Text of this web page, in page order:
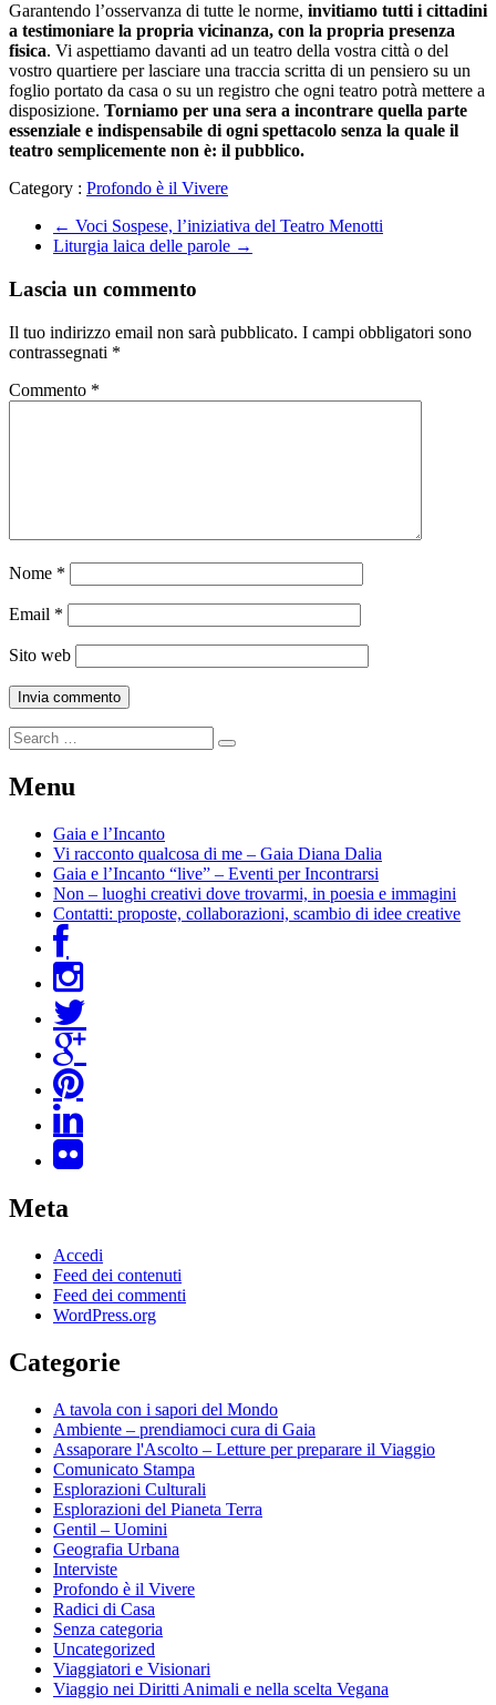
Garantendo l’osservanza di tutte le norme, invitiamo tutti i cittadini
a testimoniare la propria vicinanza, con la propria presenza
fisica. Vi aspettiamo davanti ad un teatro della vostra città o del
vostro quartiere per lasciare una traccia scritta di un pensiero su un
foglio portato da casa o su un registro che ogni teatro potrà mettere a
disposizione. Torniamo per una sera a incontrare quella parte
essenziale e indispensabile di ogni spettacolo senza la quale il
teatro semplicemente non è: il pubblico.
Category : Profondo è il Vivere
← Voci Sospese, l’iniziativa del Teatro Menotti
Liturgia laica delle parole →
Lascia un commento
Il tuo indirizzo email non sarà pubblicato. I campi obbligatori sono
contrassegnati *
Commento *
Nome *
Email *
Sito web
Menu
Gaia e l’Incanto
Vi racconto qualcosa di me – Gaia Diana Dalia
Gaia e l’Incanto “live” – Eventi per Incontrarsi
Non – luoghi creativi dove trovarmi, in poesia e immagini
Contatti: proposte, collaborazioni, scambio di idee creative
Meta
Accedi
Feed dei contenuti
Feed dei commenti
WordPress.org
Categorie
A tavola con i sapori del Mondo
Ambiente – prendiamoci cura di Gaia
Assaporare l'Ascolto – Letture per preparare il Viaggio
Comunicato Stampa
Esplorazioni Culturali
Esplorazioni del Pianeta Terra
Gentil – Uomini
Geografia Urbana
Interviste
Profondo è il Vivere
Radici di Casa
Senza categoria
Uncategorized
Viaggiatori e Visionari
Viaggio nei Diritti Animali e nella scelta Vegana